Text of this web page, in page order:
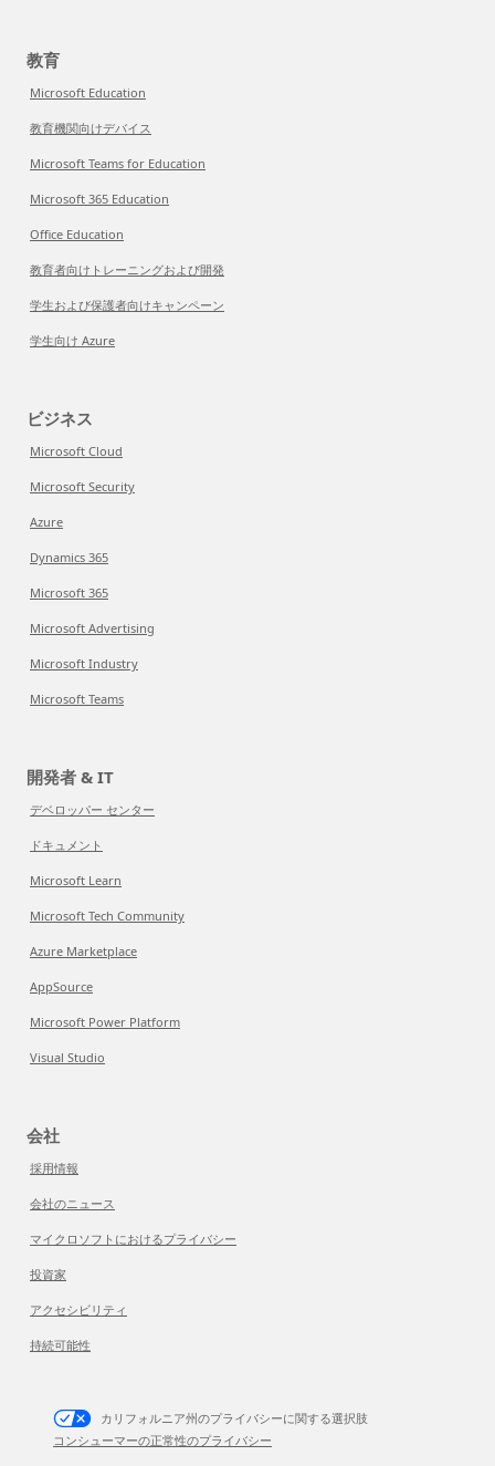
教育
Microsoft Education
教育機関向けデバイス
Microsoft Teams for Education
Microsoft 365 Education
Office Education
教育者向けトレーニングおよび開発
学生および保護者向けキャンペーン
学生向け Azure
ビジネス
Microsoft Cloud
Microsoft Security
Azure
Dynamics 365
Microsoft 365
Microsoft Advertising
Microsoft Industry
Microsoft Teams
開発者 & IT
デベロッパー センター
ドキュメント
Microsoft Learn
Microsoft Tech Community
Azure Marketplace
AppSource
Microsoft Power Platform
Visual Studio
会社
採用情報
会社のニュース
マイクロソフトにおけるプライバシー
投資家
アクセシビリティ
持続可能性
カリフォルニア州のプライバシーに関する選択肢
コンシューマーの正常性のプライバシー